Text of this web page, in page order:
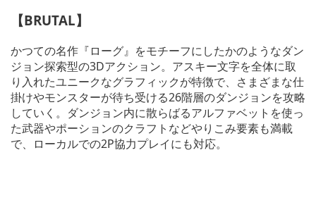
【BRUTAL】
かつての名作『ローグ』をモチーフにしたかのようなダン
ジョン探索型の3Dアクション。アスキー文字を全体に取
り入れたユニークなグラフィックが特徴で、さまざまな仕
掛けやモンスターが待ち受ける26階層のダンジョンを攻略
していく。ダンジョン内に散らばるアルファベットを使っ
た武器やポーションのクラフトなどやりこみ要素も満載
で、ローカルでの2P協力プレイにも対応。